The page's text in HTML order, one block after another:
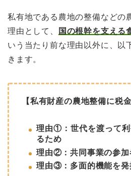
私有地である農地の整備などの
理由として、
国の根幹を支える
いう当たり前な理由以外に、以
きます。
【私有財産の農地整備に税
理由①：世代を渡って
るため
理由②：共同事業の参加
理由③：多面的機能を発